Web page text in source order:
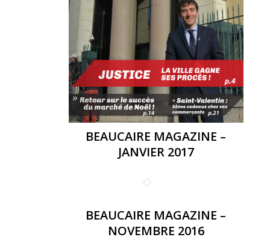
BEAUCAIRE MAGAZINE –
JANVIER 2017
BEAUCAIRE MAGAZINE –
NOVEMBRE 2016